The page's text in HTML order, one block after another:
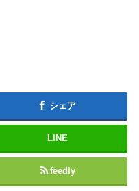
シェア
LINE
feedly